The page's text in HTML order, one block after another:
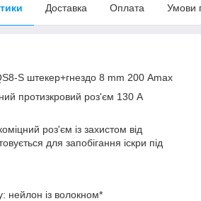
Доставка Оплата Умови
S штекер+гнездо 8 mm 200 Аmax
протизкровий роз'єм 130 А
роз'єм із захистом від
для запобігання іскри під
нейлон із волокном*